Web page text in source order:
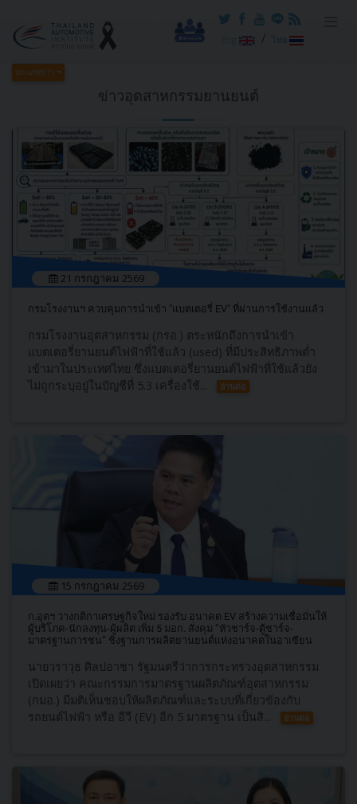
/ ไทย
ประเภทข่าว
ข่าวอุตสาหกรรมยานยนต์
21 กรกฎาคม 2569
กรมโรงงานฯ ควบคุมการนำเข้า "แบตเตอรี่ EV" ที่ผ่านการใช้งานแล้ว
กรมโรงงานอุตสาหกรรม (กรอ.) ตระหนักถึงการนำเข้า
แบตเตอรี่ยานยนต์ไฟฟ้าที่ใช้แล้ว (used) ที่มีประสิทธิภาพต่ำ
เข้ามาในประเทศไทย ซึ่งแบตเตอรี่ยานยนต์ไฟฟ้าที่ใช้แล้วยัง
ไม่ถูกระบุอยู่ในบัญชีที่ 5.3 เครื่องใช้...
อ่านต่อ
15 กรกฎาคม 2569
ก.อุตฯ วางกติกาเศรษฐกิจใหม่ รองรับ อนาคต EV สร้างความเชื่อมั่นให้
ผู้บริโภค-นักลงทุน-ผู้ผลิต เพิ่ม 5 มอก. สั่งคุม “หัวชาร์จ-ตู้ชาร์จ-
มาตรฐานการชน” ชิงฐานการผลิตยานยนต์แห่งอนาคตในอาเซียน
นายวราวุธ ศิลปอาชา รัฐมนตรีว่าการกระทรวงอุตสาหกรรม
เปิดเผยว่า คณะกรรมการมาตรฐานผลิตภัณฑ์อุตสาหกรรม
(กมอ.) มีมติเห็นชอบให้ผลิตภัณฑ์และระบบที่เกี่ยวข้องกับ
รถยนต์ไฟฟ้า หรือ อีวี (EV) อีก 5 มาตรฐาน เป็นสิ...
อ่านต่อ